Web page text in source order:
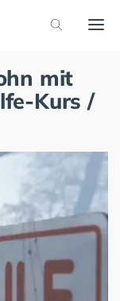
mit
Kurs /